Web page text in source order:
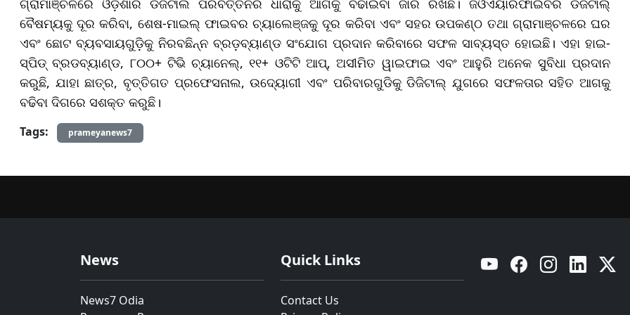
ଗ୍ରାମାଞ୍ଚଳରେ ଓଡ଼ିଶାର ଡିଜିଟାଲ ପରିବର୍ତ୍ତନର ଧାରାକୁ ଆଗକୁ ବଢାଇବା ଜାରି ରଖିଛି। ଜିଓଏୟାରଫାଇବର ଡିଜିଟାଲ୍
ବୈଷମ୍ୟକୁ ଦୂର କରିବା, ଶେଷ-ମାଇଲ୍ ଫାଇବର ଚ୍ୟାଲେଞ୍ଜକୁ ଦୂର କରିବା ଏବଂ ସହର ଉପକଣ୍ଠ ତଥା ଗ୍ରାମାଞ୍ଚଳରେ ଘର
ଏବଂ ଛୋଟ ବ୍ୟବସାୟଗୁଡ଼ିକୁ ନିରବଛିନ୍ନ ବ୍ରଡ଼ବ୍ୟାଣ୍ଡ ସଂଯୋଗ ପ୍ରଦାନ କରିବାରେ ସଫଳ ସାବ୍ୟସ୍ତ ହୋଇଛି। ଏହା ହାଇ-
ସ୍ପିଡ୍ ବ୍ରଡବ୍ୟାଣ୍ଡ, ୮୦୦+ ଟିଭି ଚ୍ୟାନେଲ୍, ୧୧+ ଓଟିଟି ଆପ୍, ଅସୀମିତ ୱାଇଫାଇ ଏବଂ ଆହୁରି ଅନେକ ସୁବିଧା ପ୍ରଦାନ
କରୁଛି, ଯାହା ଛାତ୍ର, ବୃତ୍ତିଗତ ପ୍ରଫେସନାଲ, ଉଦ୍ୟୋଗୀ ଏବଂ ପରିବାରଗୁଡିକୁ ଡିଜିଟାଲ୍ ଯୁଗରେ ସଫଳତାର ସହିତ ଆଗକୁ
ବଢିବା ଦିଗରେ ସଶକ୍ତ କରୁଛି।
Tags: prameyanews7
News
News7 Odia
Quick Links
Contact Us
YouTube Facebook Instagram Linkedin